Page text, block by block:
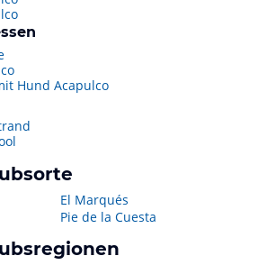
Hund Acapulco
El Marqués
Pie de la Cuesta